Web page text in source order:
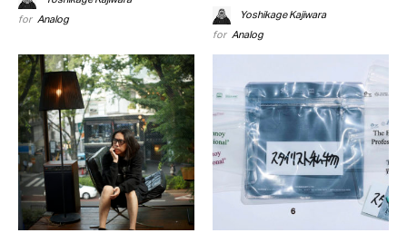
for Analog
Yoshikage Kajiwara
for Analog